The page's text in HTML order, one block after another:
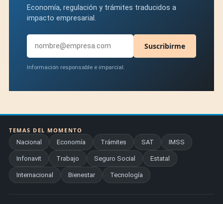
Economía, regulación y trámites traducidos a
impacto empresarial.
Suscribirme
Información responsable e imparcial.
TEMAS DEL MOMENTO
Nacional
Economía Trámites SAT IMSS
Infonavit Trabajo Seguro Social Estatal
Internacional Bienestar Tecnología